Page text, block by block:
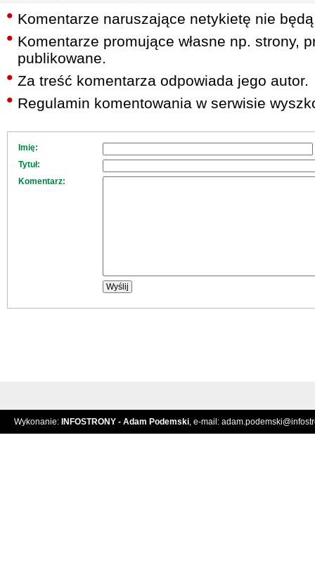
Komentarze naruszające netykietę nie
Komentarze promujące własne np. strony,
publikowane.
Za treść komentarza odpowiada jego autor.
Regulamin komentowania w serwisie
Imię:
Tytuł:
Komentarz:
Wykonanie: INFOSTRONY - Adam Podemski, e-mail: